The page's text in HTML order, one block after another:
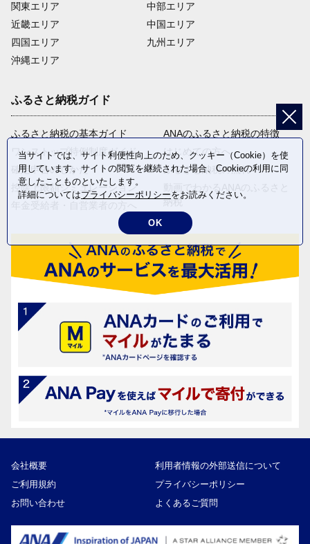
関東エリア
近畿エリア
四国エリア
沖縄エリア
中部エリア
中国エリア
九州エリア
ふるさと納税ガイド
ふるさと納税の基本ガイド
ワンストップ特例制度ガイド
確定申告のしかた
控除上限額シミュレーション
ANAのふるさと納税の特徴
はじめての方へ
ふるさと納税の流れ
動画でわかるANAのふるさと
納税
会社概要
利用者情報の外部送信について
ご利用規約
プライバシーポリシー
お問い合わせ
よくあるご質問
当サイトでは、サイト利便性向上のため、クッキー（Cookie）を使
用しています。サイトの閲覧を継続された場合、Cookieの利用に同
意したことものといたします。
詳細についてはプライバシーポリシーをお読みください。
OK